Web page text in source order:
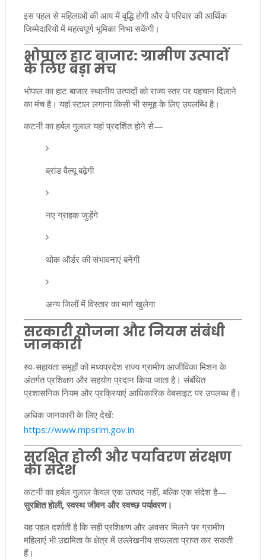
इस पहल से महिलाओं की आय में वृद्धि होगी और वे परिवार की आर्थिक
जिम्मेदारियों में महत्वपूर्ण भूमिका निभा सकेंगी।
भोपाल हाट बाजार: ग्रामीण उत्पादों
के लिए बड़ा मंच
भोपाल का हाट बाजार स्थानीय उत्पादों को राज्य स्तर पर पहचान दिलाने
का मंच है। यहां स्टाल लगाना किसी भी समूह के लिए उपलब्धि है।
कटनी का हर्बल गुलाल यहां प्रदर्शित होने से—
ब्रांड वैल्यू बढ़ेगी
नए ग्राहक जुड़ेंगे
थोक ऑर्डर की संभावनाएं बनेंगी
अन्य जिलों में विस्तार का मार्ग खुलेगा
सरकारी योजना और नियम संबंधी
जानकारी
स्व-सहायता समूहों को मध्यप्रदेश राज्य ग्रामीण आजीविका मिशन के
अंतर्गत प्रशिक्षण और सहयोग प्रदान किया जाता है। संबंधित
प्रशासनिक नियम और प्रक्रियाएं आधिकारिक वेबसाइट पर उपलब्ध हैं।
अधिक जानकारी के लिए देखें:
https://www.mpsrlm.gov.in
सुरक्षित होली और पर्यावरण संरक्षण
का संदेश
कटनी का हर्बल गुलाल केवल एक उत्पाद नहीं, बल्कि एक संदेश है—
सुरक्षित होली, स्वस्थ जीवन और स्वच्छ पर्यावरण।
यह पहल दर्शाती है कि सही प्रशिक्षण और अवसर मिलने पर ग्रामीण
महिलाएं भी उद्यमिता के क्षेत्र में उल्लेखनीय सफलता प्राप्त कर सकती
हैं।